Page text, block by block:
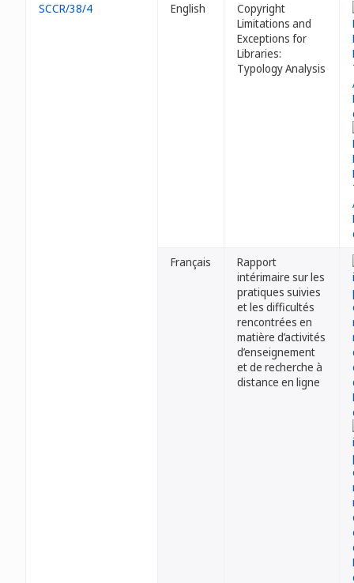
SCCR/38/4 English
Copyright
Limitations and
Exceptions for
Libraries:
Typology Analysis
Français
Rapport
intérimaire sur les
pratiques suivies
et les difficultés
rencontrées en
matière d’activités
d’enseignement
et de recherche à
distance en ligne